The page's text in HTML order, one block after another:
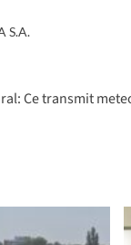
S.A.
Ce transmit